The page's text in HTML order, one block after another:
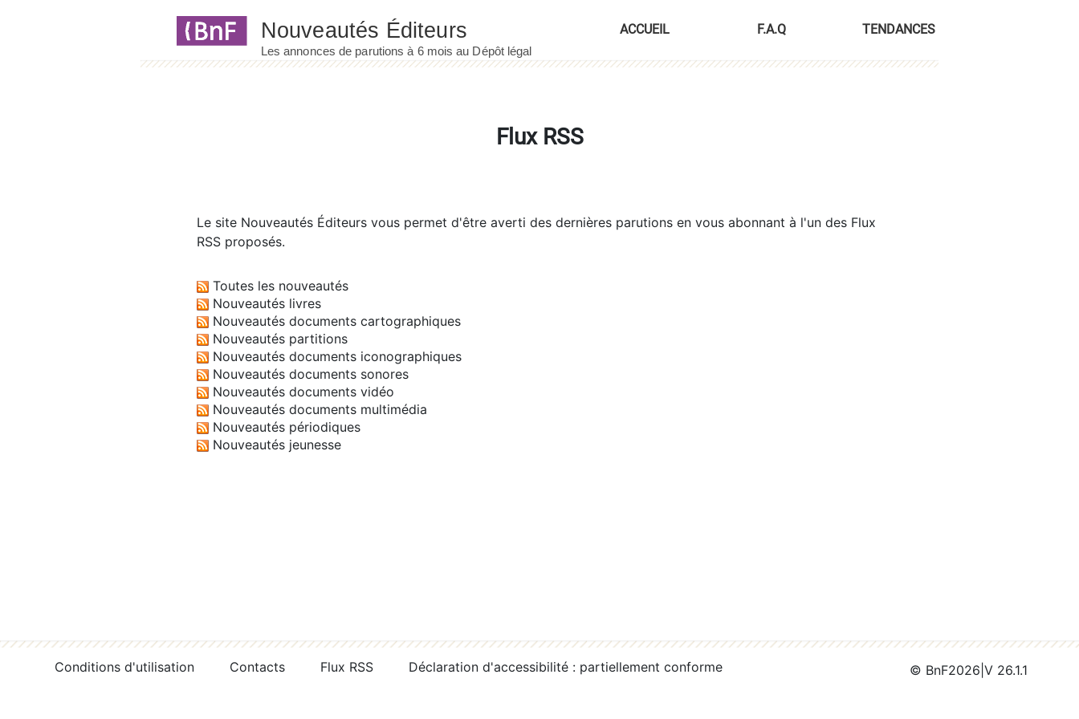
ACCUEIL F.A.Q TENDANCES
Flux RSS
Le site Nouveautés Éditeurs vous permet d'être averti des dernières parutions en vous abonnant à l'un des Flux
RSS proposés.
Toutes les nouveautés
Nouveautés livres
Nouveautés documents cartographiques
Nouveautés partitions
Nouveautés documents iconographiques
Nouveautés documents sonores
Nouveautés documents vidéo
Nouveautés documents multimédia
Nouveautés périodiques
Nouveautés jeunesse
Conditions d'utilisation Contacts Flux RSS Déclaration d'accessibilité : partiellement conforme © BnF2026 V 26.1.1